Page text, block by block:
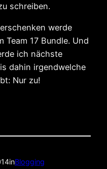
schreiben.
werde
Team 17 Bundle. Und
ich nächste
dahin irgendwelche
Nur zu!
inBlogging